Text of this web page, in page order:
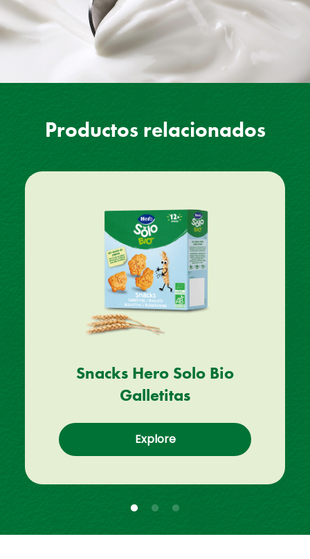
Productos relacionados
Snacks Hero Solo Bio
Galletitas
Explore